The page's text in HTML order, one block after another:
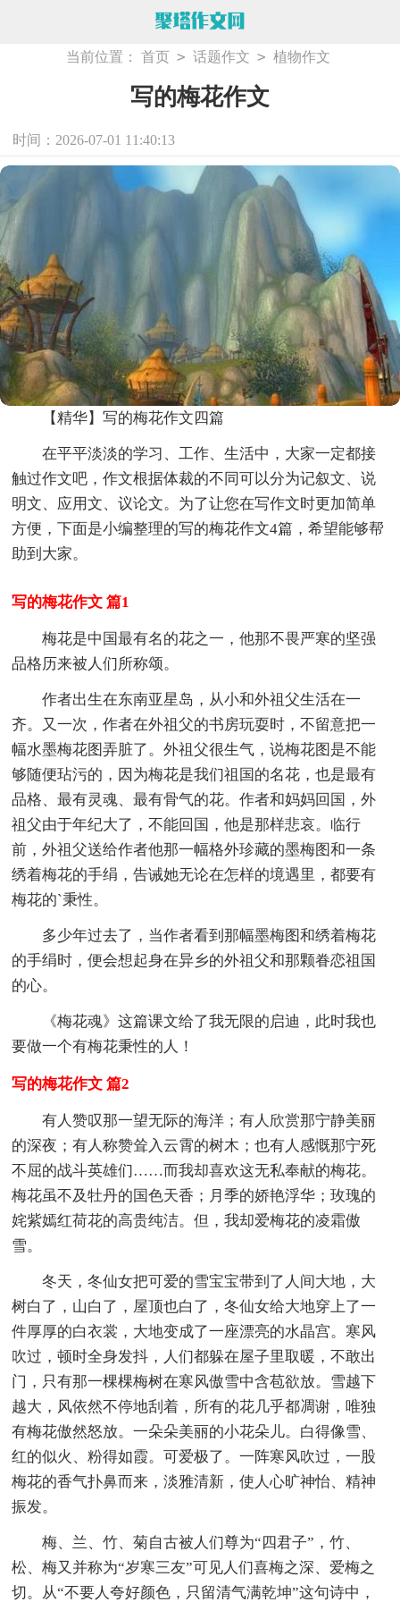
当前位置： 首页 > 话题作文 > 植物作文
写的梅花作文
时间：2026-07-01 11:40:13
【精华】写的梅花作文四篇
在平平淡淡的学习、工作、生活中，大家一定都接
触过作文吧，作文根据体裁的不同可以分为记叙文、说
明文、应用文、议论文。为了让您在写作文时更加简单
方便，下面是小编整理的写的梅花作文4篇，希望能够帮
助到大家。
写的梅花作文 篇1
梅花是中国最有名的花之一，他那不畏严寒的坚强
品格历来被人们所称颂。
作者出生在东南亚星岛，从小和外祖父生活在一
齐。又一次，作者在外祖父的书房玩耍时，不留意把一
幅水墨梅花图弄脏了。外祖父很生气，说梅花图是不能
够随便玷污的，因为梅花是我们祖国的名花，也是最有
品格、最有灵魂、最有骨气的花。作者和妈妈回国，外
祖父由于年纪大了，不能回国，他是那样悲哀。临行
前，外祖父送给作者他那一幅格外珍藏的墨梅图和一条
绣着梅花的手绢，告诫她无论在怎样的境遇里，都要有
梅花的`秉性。
多少年过去了，当作者看到那幅墨梅图和绣着梅花
的手绢时，便会想起身在异乡的外祖父和那颗眷恋祖国
的心。
《梅花魂》这篇课文给了我无限的启迪，此时我也
要做一个有梅花秉性的人！
写的梅花作文 篇2
有人赞叹那一望无际的海洋；有人欣赏那宁静美丽
的深夜；有人称赞耸入云霄的树木；也有人感慨那宁死
不屈的战斗英雄们……而我却喜欢这无私奉献的梅花。
梅花虽不及牡丹的国色天香；月季的娇艳浮华；玫瑰的
姹紫嫣红荷花的高贵纯洁。但，我却爱梅花的凌霜傲
雪。
冬天，冬仙女把可爱的雪宝宝带到了人间大地，大
树白了，山白了，屋顶也白了，冬仙女给大地穿上了一
件厚厚的白衣裳，大地变成了一座漂亮的水晶宫。寒风
吹过，顿时全身发抖，人们都躲在屋子里取暖，不敢出
门，只有那一棵棵梅树在寒风傲雪中含苞欲放。雪越下
越大，风依然不停地刮着，所有的花几乎都凋谢，唯独
有梅花傲然怒放。一朵朵美丽的小花朵儿。白得像雪、
红的似火、粉得如霞。可爱极了。一阵寒风吹过，一股
梅花的香气扑鼻而来，淡雅清新，使人心旷神怡、精神
振发。
梅、兰、竹、菊自古被人们尊为“四君子”，竹、
松、梅又并称为“岁寒三友”可见人们喜梅之深、爱梅之
切。从“不要人夸好颜色，只留清气满乾坤”这句诗中，